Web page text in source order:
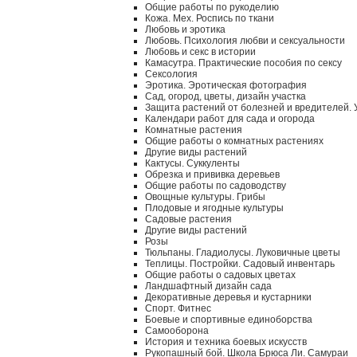
Общие работы по рукоделию
Кожа. Мех. Роспись по ткани
Любовь и эротика
Любовь. Психология любви и сексуальности
Любовь и секс в истории
Камасутра. Практические пособия по сексу
Сексология
Эротика. Эротическая фотография
Сад, огород, цветы, дизайн участка
Защита растений от болезней и вредителей.
Календари работ для сада и огорода
Комнатные растения
Общие работы о комнатных растениях
Другие виды растений
Кактусы. Суккуленты
Обрезка и прививка деревьев
Общие работы по садоводству
Овощные культуры. Грибы
Плодовые и ягодные культуры
Садовые растения
Другие виды растений
Розы
Тюльпаны. Гладиолусы. Луковичные цветы
Теплицы. Постройки. Садовый инвентарь
Общие работы о садовых цветах
Ландшафтный дизайн сада
Декоративные деревья и кустарники
Спорт. Фитнес
Боевые и спортивные единоборства
Самооборона
История и техника боевых искусств
Рукопашный бой. Школа Брюса Ли. Самураи